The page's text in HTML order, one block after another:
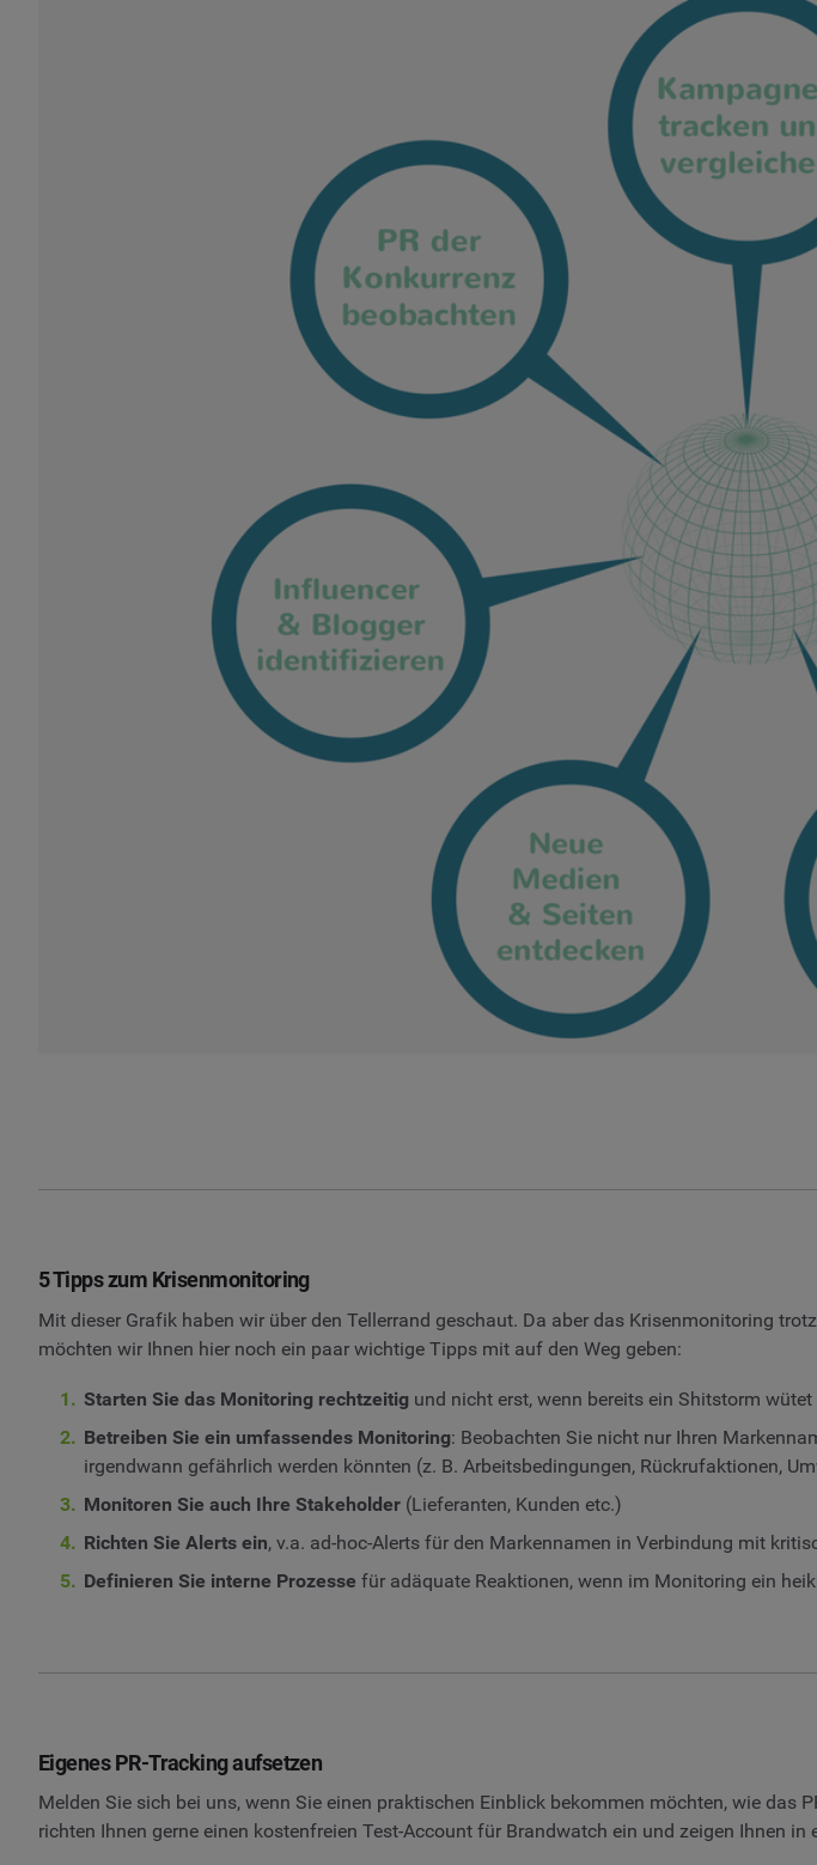
5 Tipps zum Krisenmonitoring
Mit dieser Grafik haben wir über den Tellerrand geschaut. Da aber das Krisenmonitoring
möchten wir Ihnen hier noch ein paar wichtige Tipps mit auf den Weg geben:
Starten Sie das Monitoring rechtzeitig und nicht erst, wenn bereits ein Shitstorm wütet
Betreiben Sie ein umfassendes Monitoring: Beobachten Sie nicht nur Ihren
irgendwann gefährlich werden könnten (z. B. Arbeitsbedingungen, Rückrufaktionen,
Monitoren Sie auch Ihre Stakeholder (Lieferanten, Kunden etc.)
Richten Sie Alerts ein, v.a. ad-hoc-Alerts für den Markennamen in Verbindung mit
Definieren Sie interne Prozesse für adäquate Reaktionen, wenn im Monitoring ein
Eigenes PR-Tracking aufsetzen
Melden Sie sich bei uns, wenn Sie einen praktischen Einblick bekommen möchten, wie das
richten Ihnen gerne einen kostenfreien Test-Account für Brandwatch ein und zeigen Ihnen in